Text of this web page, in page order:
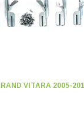
VITARA 2005-